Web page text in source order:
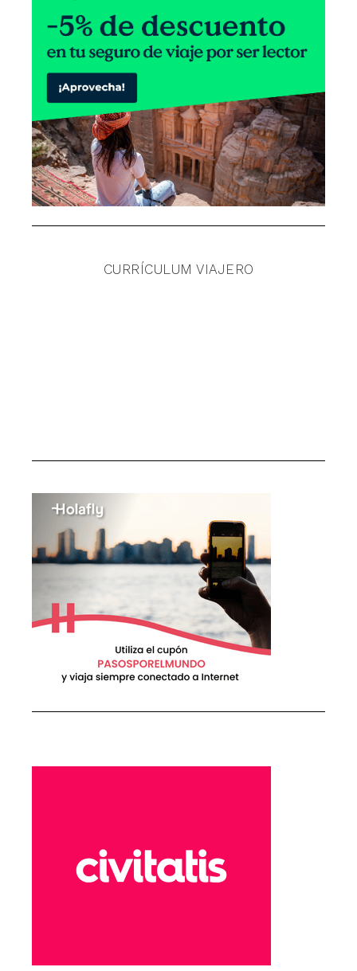
CURRÍCULUM VIAJERO